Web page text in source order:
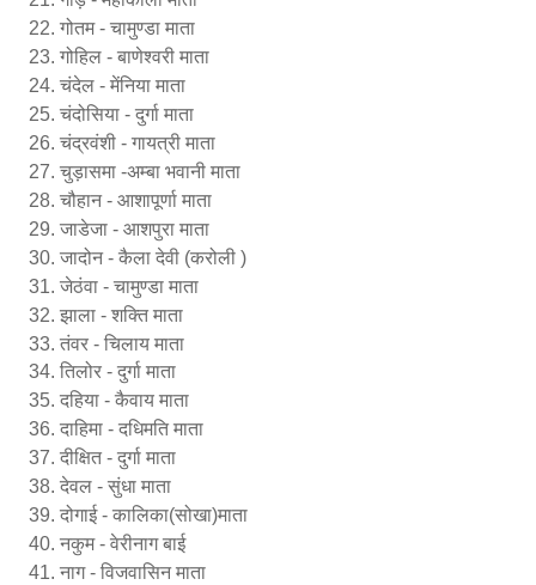
गोतम - चामुण्डा माता
गोहिल - बाणेश्वरी माता
चंदेल - मेंनिया माता
चंदोसिया - दुर्गा माता
चंद्रवंशी - गायत्री माता
चुड़ासमा -अम्बा भवानी माता
चौहान - आशापूर्णा माता
जाडेजा - आशपुरा माता
जादोन - कैला देवी (करोली )
जेठंवा - चामुण्डा माता
झाला - शक्ति माता
तंवर - चिलाय माता
तिलोर - दुर्गा माता
दहिया - कैवाय माता
दाहिमा - दधिमति माता
दीक्षित - दुर्गा माता
देवल - सुंधा माता
दोगाई - कालिका(सोखा)माता
नकुम - वेरीनाग बाई
नाग - विजवासिन माता